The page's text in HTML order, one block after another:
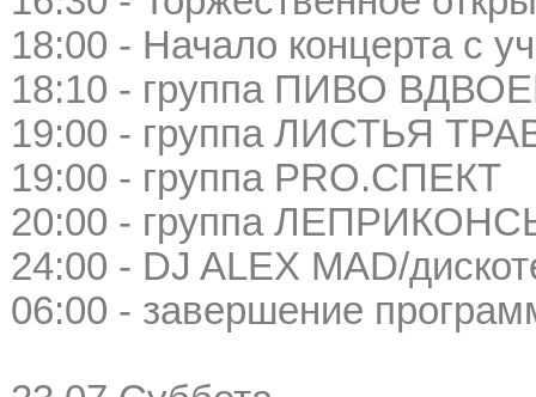
18:00 - Начало концерта с
18:10 - группа ПИВО
19:00 - группа ЛИСТЬЯ
19:00 - группа PRO.СПЕКТ
20:00 - группа
24:00 - DJ ALEX MAD/
06:00 - завершение